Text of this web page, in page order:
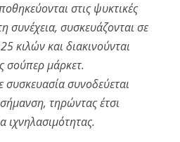
στις ψυκτικές
συνέχεια, συσκευάζονται σε
κιλών και διακινούνται
σούπερ μάρκετ.
συσκευασία συνοδεύεται
τηρώντας έτσι
ιχνηλασιμότητας.